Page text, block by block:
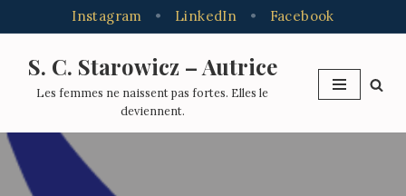
Aller
contenu
S. C. Starowicz – Autrice
Les femmes ne naissent pas fortes. Elles le
deviennent.
Instagram • LinkedIn • Facebook